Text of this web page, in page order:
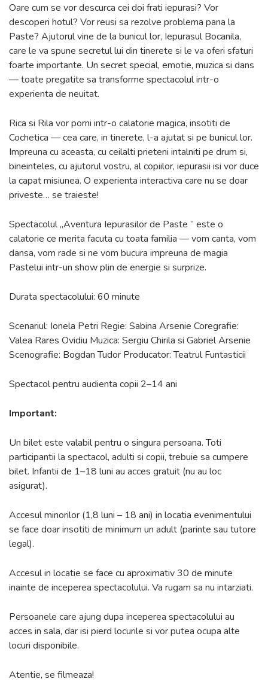
Oare cum se vor descurca cei doi frati iepurasi? Vor
descoperi hotul? Vor reusi sa rezolve problema pana la
Paste? Ajutorul vine de la bunicul lor, Iepurasul Bocanila,
care le va spune secretul lui din tinerete si le va oferi sfaturi
foarte importante. Un secret special, emotie, muzica si dans
— toate pregatite sa transforme spectacolul intr-o
experienta de neuitat.
Rica si Rila vor porni intr-o calatorie magica, insotiti de
Cochetica — cea care, in tinerete, l-a ajutat si pe bunicul lor.
Impreuna cu aceasta, cu ceilalti prieteni intalniti pe drum si,
bineinteles, cu ajutorul vostru, al copiilor, iepurasii isi vor duce
la capat misiunea. O experienta interactiva care nu se doar
priveste… se traieste!
Spectacolul „Aventura Iepurasilor de Paste ” este o
calatorie ce merita facuta cu toata familia — vom canta, vom
dansa, vom rade si ne vom bucura impreuna de magia
Pastelui intr-un show plin de energie si surprize.
Durata spectacolului: 60 minute
Scenariul: Ionela Petri Regie: Sabina Arsenie Coregrafie:
Valea Rares Ovidiu Muzica: Sergiu Chirila si Gabriel Arsenie
Scenografie: Bogdan Tudor Producator: Teatrul Funtasticii
Spectacol pentru audienta copii 2–14 ani
Important:
Un bilet este valabil pentru o singura persoana. Toti
participantii la spectacol, adulti si copii, trebuie sa cumpere
bilet. Infantii de 1–18 luni au acces gratuit (nu au loc
asigurat).
Accesul minorilor (1,8 luni – 18 ani) in locatia evenimentului
se face doar insotiti de minimum un adult (parinte sau tutore
legal).
Accesul in locatie se face cu aproximativ 30 de minute
inainte de inceperea spectacolului. Va rugam sa nu intarziati.
Persoanele care ajung dupa inceperea spectacolului au
acces in sala, dar isi pierd locurile si vor putea ocupa alte
locuri disponibile.
Atentie, se filmeaza!